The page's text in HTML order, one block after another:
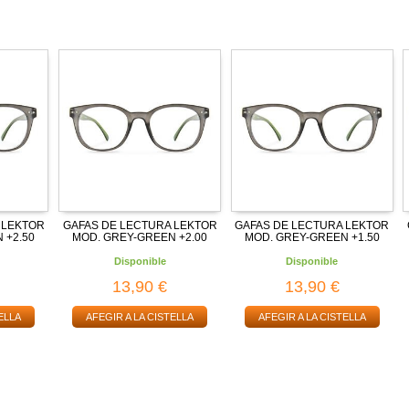
+2.50
GAFAS DE LECTURA LEKTOR
MOD. GREY-GREEN +2.00
Disponible
13,90 €
AFEGIR A LA CISTELLA
GAFAS DE LECTURA LEKTOR
MOD. GREY-GREEN +1.50
Disponible
13,90 €
AFEGIR A LA CISTELLA